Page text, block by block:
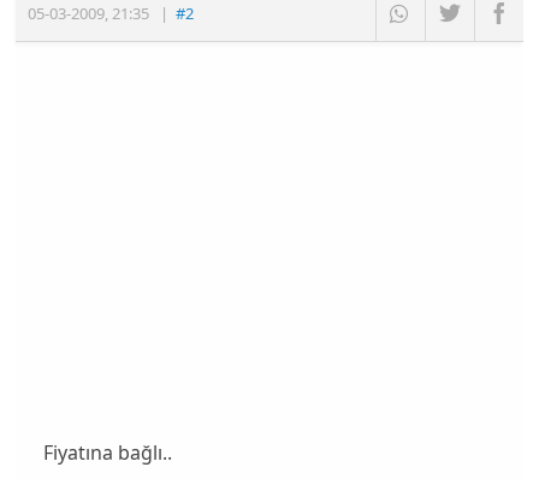
05-03-2009,21:35 |#2
Fiyatına bağlı..